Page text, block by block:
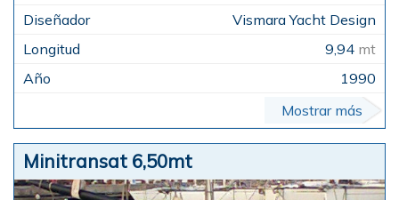
Vismara Yacht Design
9,94 mt
1990
Mostrar más
Minitransat 6,50mt